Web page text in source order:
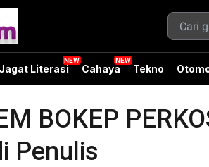
Jagat Literasi Cahaya Tekno
BOKEP
Penulis